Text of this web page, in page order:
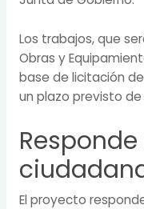
Los trabajos, que
Obras y
base de licitación
un plazo previsto de
El proyecto